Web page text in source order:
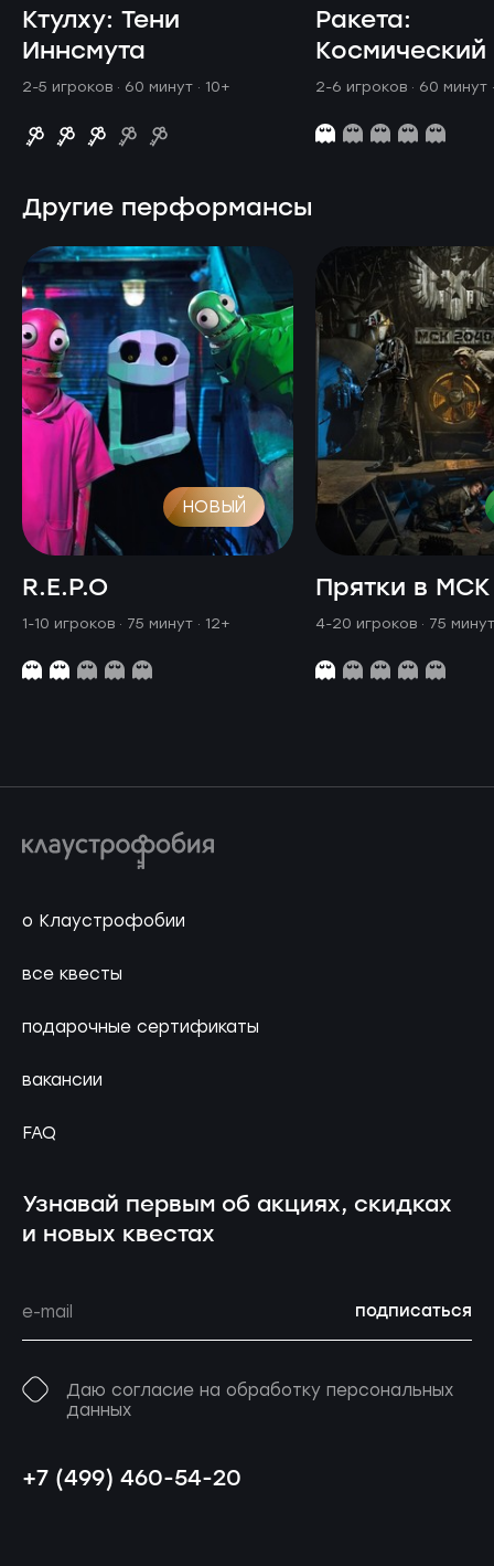
Ктулху: Тени
Иннсмута
2-5 игроков · 60 минут · 10+
Ракета:
2-6 игроков · 60 минут
Другие перформансы
НОВЫЙ
R.E.P.O
1-10 игроков · 75 минут · 12+
Прятки в
4-20 игроков · 75
о Клаустрофобии
все квесты
подарочные сертификаты
вакансии
FAQ
Узнавай первым об акциях, скидках
и новых квестах
подписаться
Даю согласие на обработку персональных
данных
+7 (499) 460-54-20